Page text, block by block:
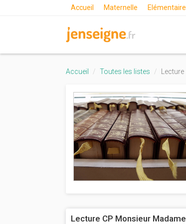
Accueil Maternelle Elémentaire
Accueil Toutes les listes Lecture
Lecture CP Monsieur Madame